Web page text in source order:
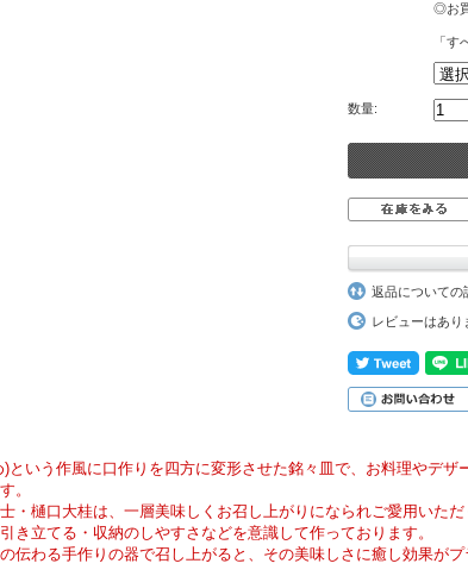
◎お
「す
数量:
返品についての
レビューはあり
)という作風に口作りを四方に変形させた銘々皿で、お料理やデ
。
・樋口大桂は、一層美味しくお召し上がりになられご愛用いた
き立てる・収納のしやすさなどを意識して作っております。
伝わる手作りの器で召し上がると、その美味しさに癒し効果がプ